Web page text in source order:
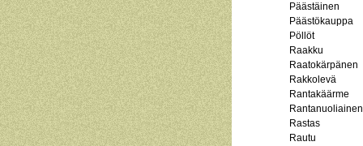
Päästäinen
Päästökauppa
Pöllöt
Raakku
Raatokärpänen
Rakkolevä
Rantakäärme
Rantanuoliainen
Rastas
Rautu